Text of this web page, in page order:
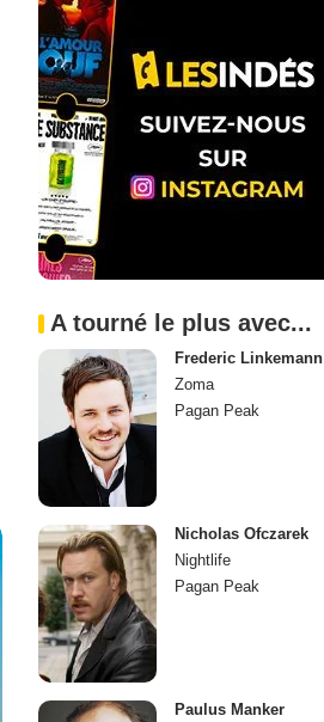
A tourné le plus avec...
Frederic Linkemann
Zoma
Pagan Peak
Nicholas Ofczarek
Nightlife
Pagan Peak
Paulus Manker